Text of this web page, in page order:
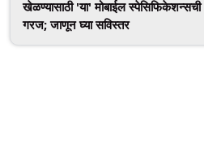
खेळण्यासाठी 'या' मोबाईल स्पेसिफिकेशन्सची
गरज; जाणून घ्या सविस्तर